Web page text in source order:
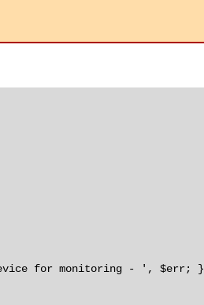
for monitoring - ', $err; }